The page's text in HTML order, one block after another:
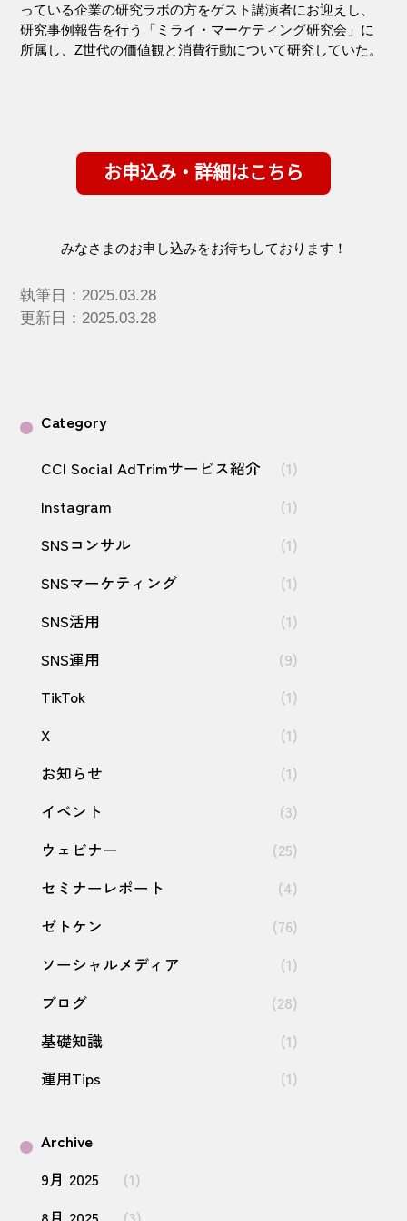
っている企業の研究ラボの方をゲスト講演者にお迎えし、
研究事例報告を行う「ミライ・マーケティング研究会」に
所属し、Z世代の価値観と消費行動について研究していた。
みなさまのお申し込みをお待ちしております！
執筆日：2025.03.28
更新日：2025.03.28
Category
CCI Social AdTrimサービス紹介
(1)
Instagram
(1)
SNSコンサル
(1)
SNSマーケティング
(1)
SNS活用
(1)
SNS運用
(9)
TikTok
(1)
X
(1)
お知らせ
(1)
イベント
(3)
ウェビナー
(25)
セミナーレポート
(4)
ゼトケン
(76)
ソーシャルメディア
(1)
ブログ
(28)
基礎知識
(1)
運用Tips
(1)
Archive
9月 2025
(1)